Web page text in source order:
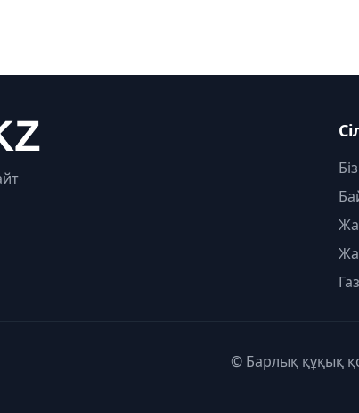
© Барлық құқық